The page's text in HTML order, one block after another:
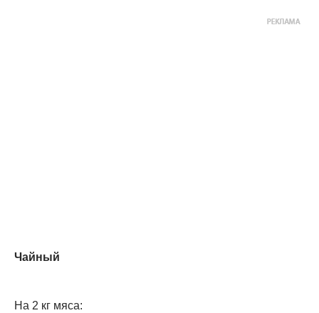
Чайный
На 2 кг мяса: